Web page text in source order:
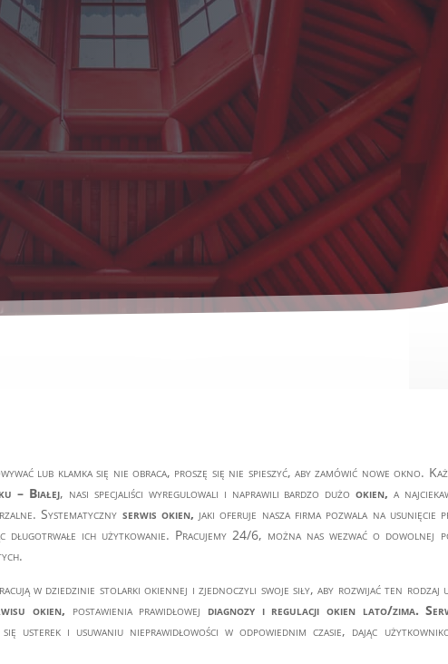
lub klamka się nie obraca, proszę się nie spieszyć, aby zamówić nowe okno.
– Białej, nasi specjaliści wyregulowali i naprawili bardzo dużookien, a
Systematyczny serwis okien, jaki oferuje nasza firma pozwala na usunięcie
długotrwałe ich użytkowanie. Pracujemy 24/6, można nas wezwać o dowolnej
w dziedzinie stolarki okiennej i zjednoczyli swoje siły, aby rozwijać ten rodzaj
okien, postawienia prawidłowej diagnozy i regulacji okien lato/zima.
usterek i usuwaniu nieprawidłowości w odpowiednim czasie, dając